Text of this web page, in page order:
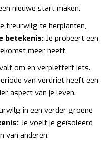
nieuwe start maken.
treurwilg te herplanten,
betekenis: Je probeert een
meer heeft.
om en verplettert iets.
van verdriet heeft een
aspect van je leven.
in een verder groene
Je voelt je geïsoleerd
van anderen.